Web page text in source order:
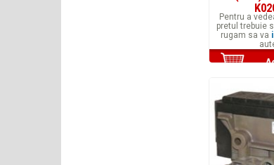
Pentru a
pretul trebuie
rugam sa va